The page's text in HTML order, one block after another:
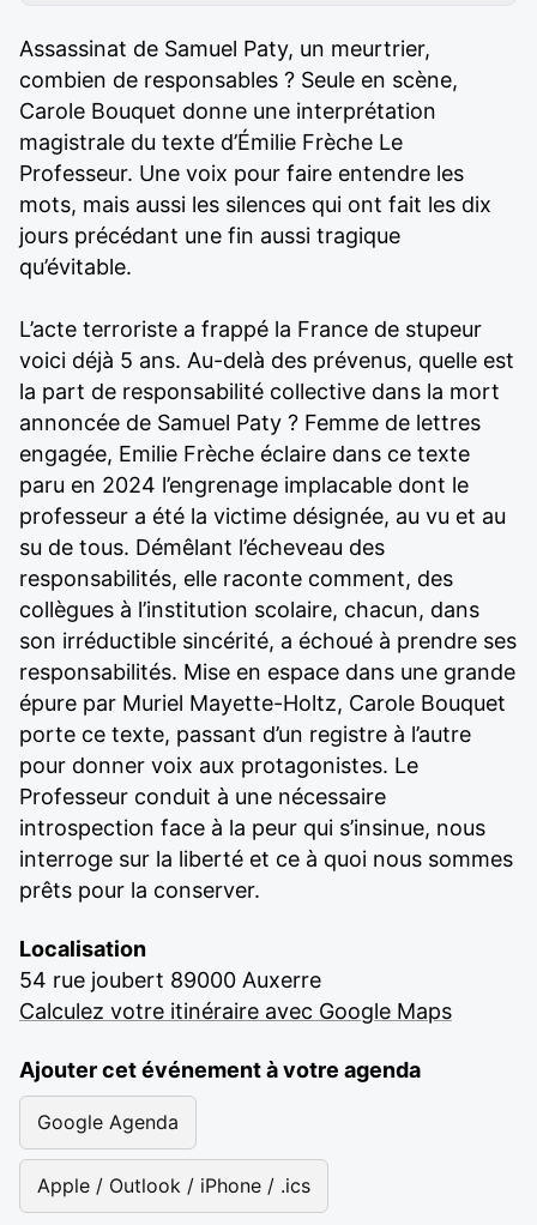
Assassinat de Samuel Paty, un meurtrier,
combien de responsables ? Seule en scène,
Carole Bouquet donne une interprétation
magistrale du texte d’Émilie Frèche Le
Professeur. Une voix pour faire entendre les
mots, mais aussi les silences qui ont fait les dix
jours précédant une fin aussi tragique
qu’évitable.
L’acte terroriste a frappé la France de stupeur
voici déjà 5 ans. Au-delà des prévenus, quelle est
la part de responsabilité collective dans la mort
annoncée de Samuel Paty ? Femme de lettres
engagée, Emilie Frèche éclaire dans ce texte
paru en 2024 l’engrenage implacable dont le
professeur a été la victime désignée, au vu et au
su de tous. Démêlant l’écheveau des
responsabilités, elle raconte comment, des
collègues à l’institution scolaire, chacun, dans
son irréductible sincérité, a échoué à prendre ses
responsabilités. Mise en espace dans une grande
épure par Muriel Mayette-Holtz, Carole Bouquet
porte ce texte, passant d’un registre à l’autre
pour donner voix aux protagonistes. Le
Professeur conduit à une nécessaire
introspection face à la peur qui s’insinue, nous
interroge sur la liberté et ce à quoi nous sommes
prêts pour la conserver.
Localisation
54 rue joubert 89000 Auxerre
Calculez votre itinéraire avec Google Maps
Ajouter cet événement à votre agenda
Google Agenda
Apple / Outlook / iPhone / .ics